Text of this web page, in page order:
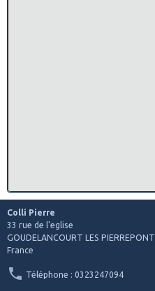
Colli Pierre
33 rue de l'eglise
GOUDELANCOURT LES PIERREPONT
France
Téléphone : 0323247094